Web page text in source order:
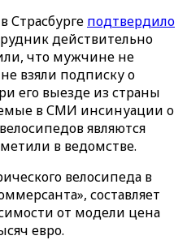
Страсбурге подтвердило
действительно
что мужчине не
взяли подписку о
его выезде из страны
в СМИ инсинуации о
являются
в ведомстве.
велосипеда в
составляет
от модели цена
евро.